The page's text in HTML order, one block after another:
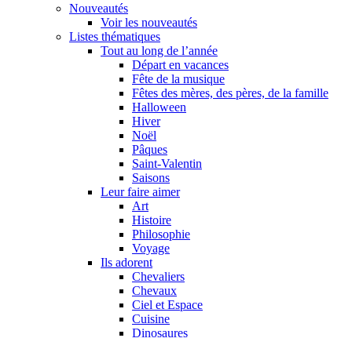
Nouveautés
Voir les nouveautés
Listes thématiques
Tout au long de l’année
Départ en vacances
Fête de la musique
Fêtes des mères, des pères, de la famille
Halloween
Hiver
Noël
Pâques
Saint-Valentin
Saisons
Leur faire aimer
Art
Histoire
Philosophie
Voyage
Ils adorent
Chevaliers
Chevaux
Ciel et Espace
Cuisine
Dinosaures